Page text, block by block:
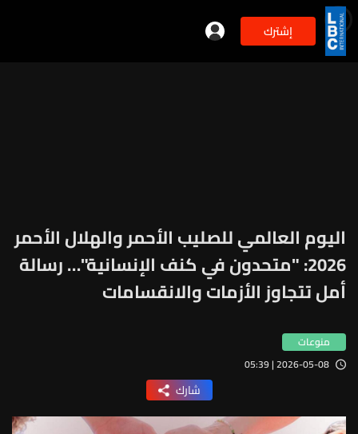
إشترك
اليوم العالمي للصليب الأحمر والهلال الأحمر
2026: "متحدون في كنف الإنسانية"… رسالة
أمل تتجاوز الأزمات والانقسامات
منوعات
2026-05-08 | 05:39
شارك